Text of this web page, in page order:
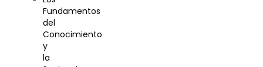
Fundamentos
del
Conocimiento
y
la